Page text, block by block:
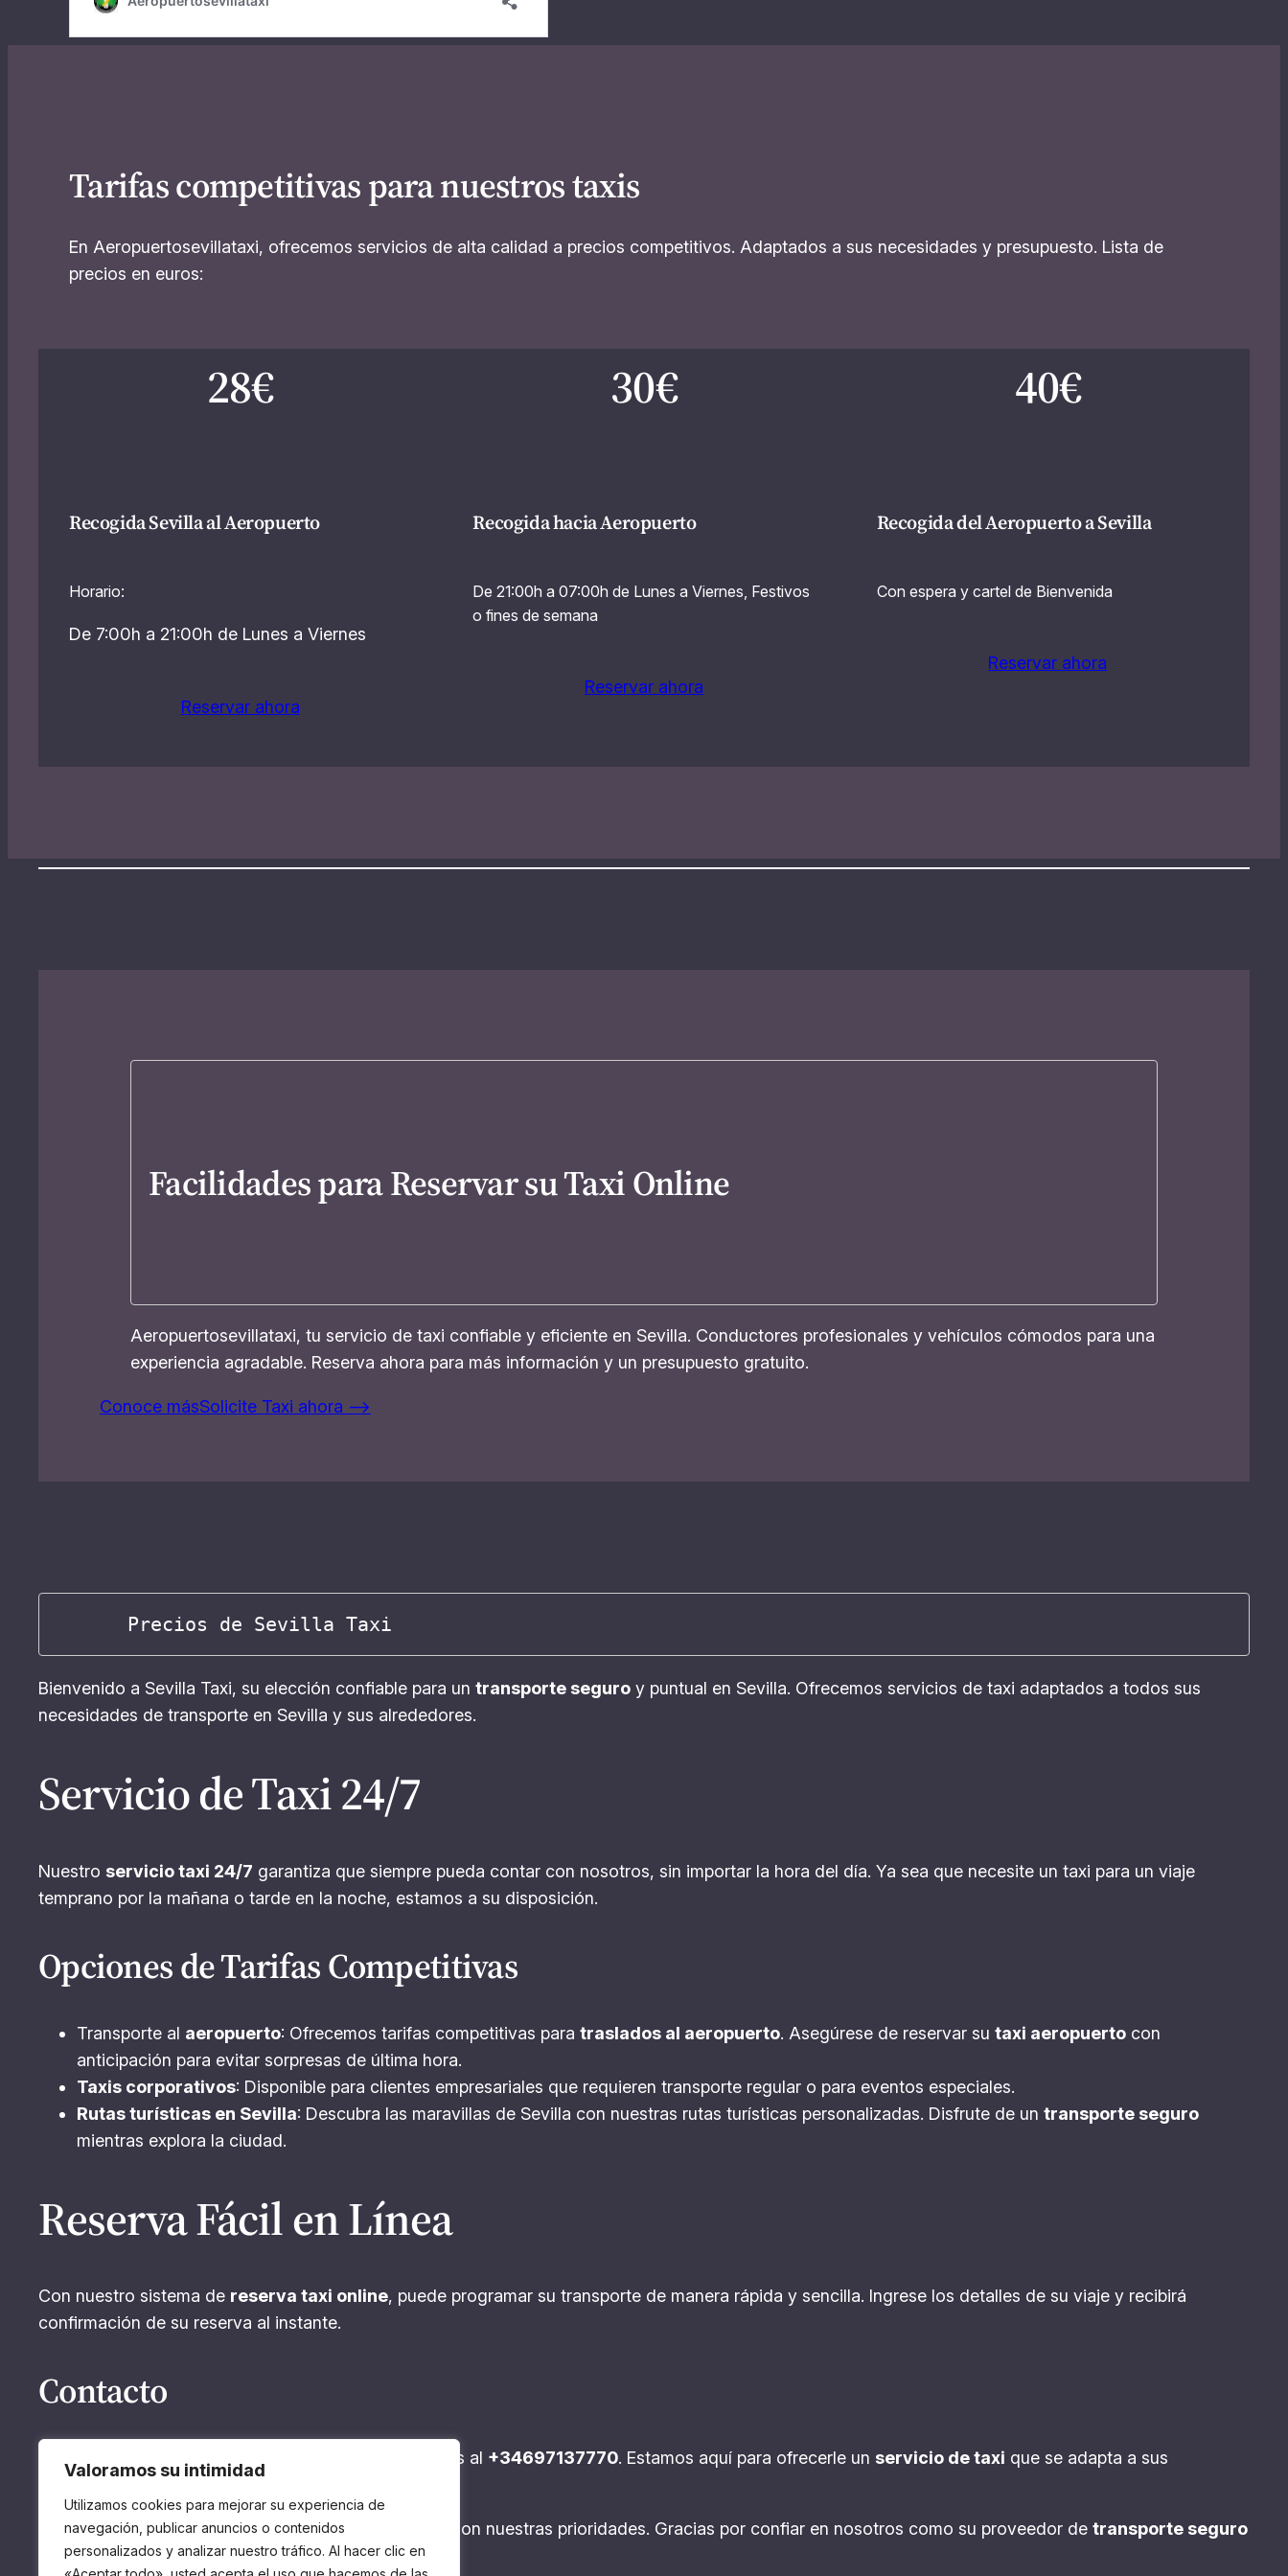
Valoramos su intimidad
Utilizamos cookies para mejorar su experiencia de
navegación, publicar anuncios o contenidos
personalizados y analizar nuestro tráfico. Al hacer clic en
Tarifas competitivas para nuestros taxis
En Aeropuertosevillataxi, ofrecemos servicios de alta calidad a precios competitivos. Adaptados a sus necesidades y presupuesto. Lista de
precios en euros:
28€
Recogida Sevilla al Aeropuerto
Horario:
De 7:00h a 21:00h de Lunes a Viernes
Reservar ahora
30€
Recogida hacia Aeropuerto
De 21:00h a 07:00h de Lunes a Viernes, Festivos
o fines de semana
Reservar ahora
40€
Recogida del Aeropuerto a Sevilla
Con espera y cartel de Bienvenida
Reservar ahora
Facilidades para Reservar su Taxi Online
Aeropuertosevillataxi, tu servicio de taxi confiable y eficiente en Sevilla. Conductores profesionales y vehículos cómodos para una
experiencia agradable. Reserva ahora para más información y un presupuesto gratuito.
Conoce másSolicite Taxi ahora –>
      Precios de Sevilla Taxi
Bienvenido a Sevilla Taxi, su elección confiable para un transporte seguro y puntual en Sevilla. Ofrecemos servicios de taxi adaptados a todos sus
necesidades de transporte en Sevilla y sus alrededores.
Servicio de Taxi 24/7
Nuestro servicio taxi 24/7 garantiza que siempre pueda contar con nosotros, sin importar la hora del día. Ya sea que necesite un taxi para un viaje
temprano por la mañana o tarde en la noche, estamos a su disposición.
Opciones de Tarifas Competitivas
Transporte al aeropuerto: Ofrecemos tarifas competitivas para traslados al aeropuerto. Asegúrese de reservar su taxi aeropuerto con
anticipación para evitar sorpresas de última hora.
Taxis corporativos: Disponible para clientes empresariales que requieren transporte regular o para eventos especiales.
Rutas turísticas en Sevilla: Descubra las maravillas de Sevilla con nuestras rutas turísticas personalizadas. Disfrute de un transporte seguro
mientras explora la ciudad.
Reserva Fácil en Línea
Con nuestro sistema de reserva taxi online, puede programar su transporte de manera rápida y sencilla. Ingrese los detalles de su viaje y recibirá
confirmación de su reserva al instante.
Contacto
Para consultas y reservas, comuníquese con nosotros al +34697137770. Estamos aquí para ofrecerle un servicio de taxi que se adapta a sus
Elija Sevilla Taxi donde la seguridad y la puntualidad son nuestras prioridades. Gracias por confiar en nosotros como su proveedor de transporte seguro
en Sevilla.